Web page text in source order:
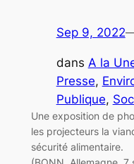
Sep 9, 2022
dans A la
Presse,
Publique,
Une exposition de
les projecteurs la
sécurité alimentaire.